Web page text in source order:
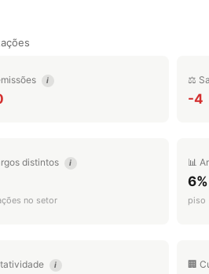
i ⚖️
-4
distintos i
no setor
📊
6%
piso
i 🏢